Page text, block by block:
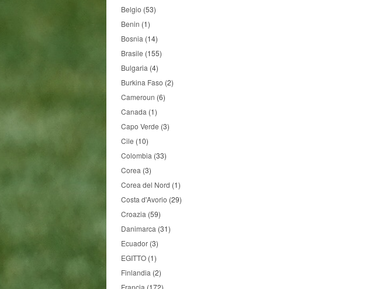
Belgio (53)
Benin (1)
Bosnia (14)
Brasile (155)
Bulgaria (4)
Burkina Faso (2)
Cameroun (6)
Canada (1)
Capo Verde (3)
Cile (10)
Colombia (33)
Corea (3)
Corea del Nord (1)
Costa d'Avorio (29)
Croazia (59)
Danimarca (31)
Ecuador (3)
EGITTO (1)
Finlandia (2)
Francia (172)